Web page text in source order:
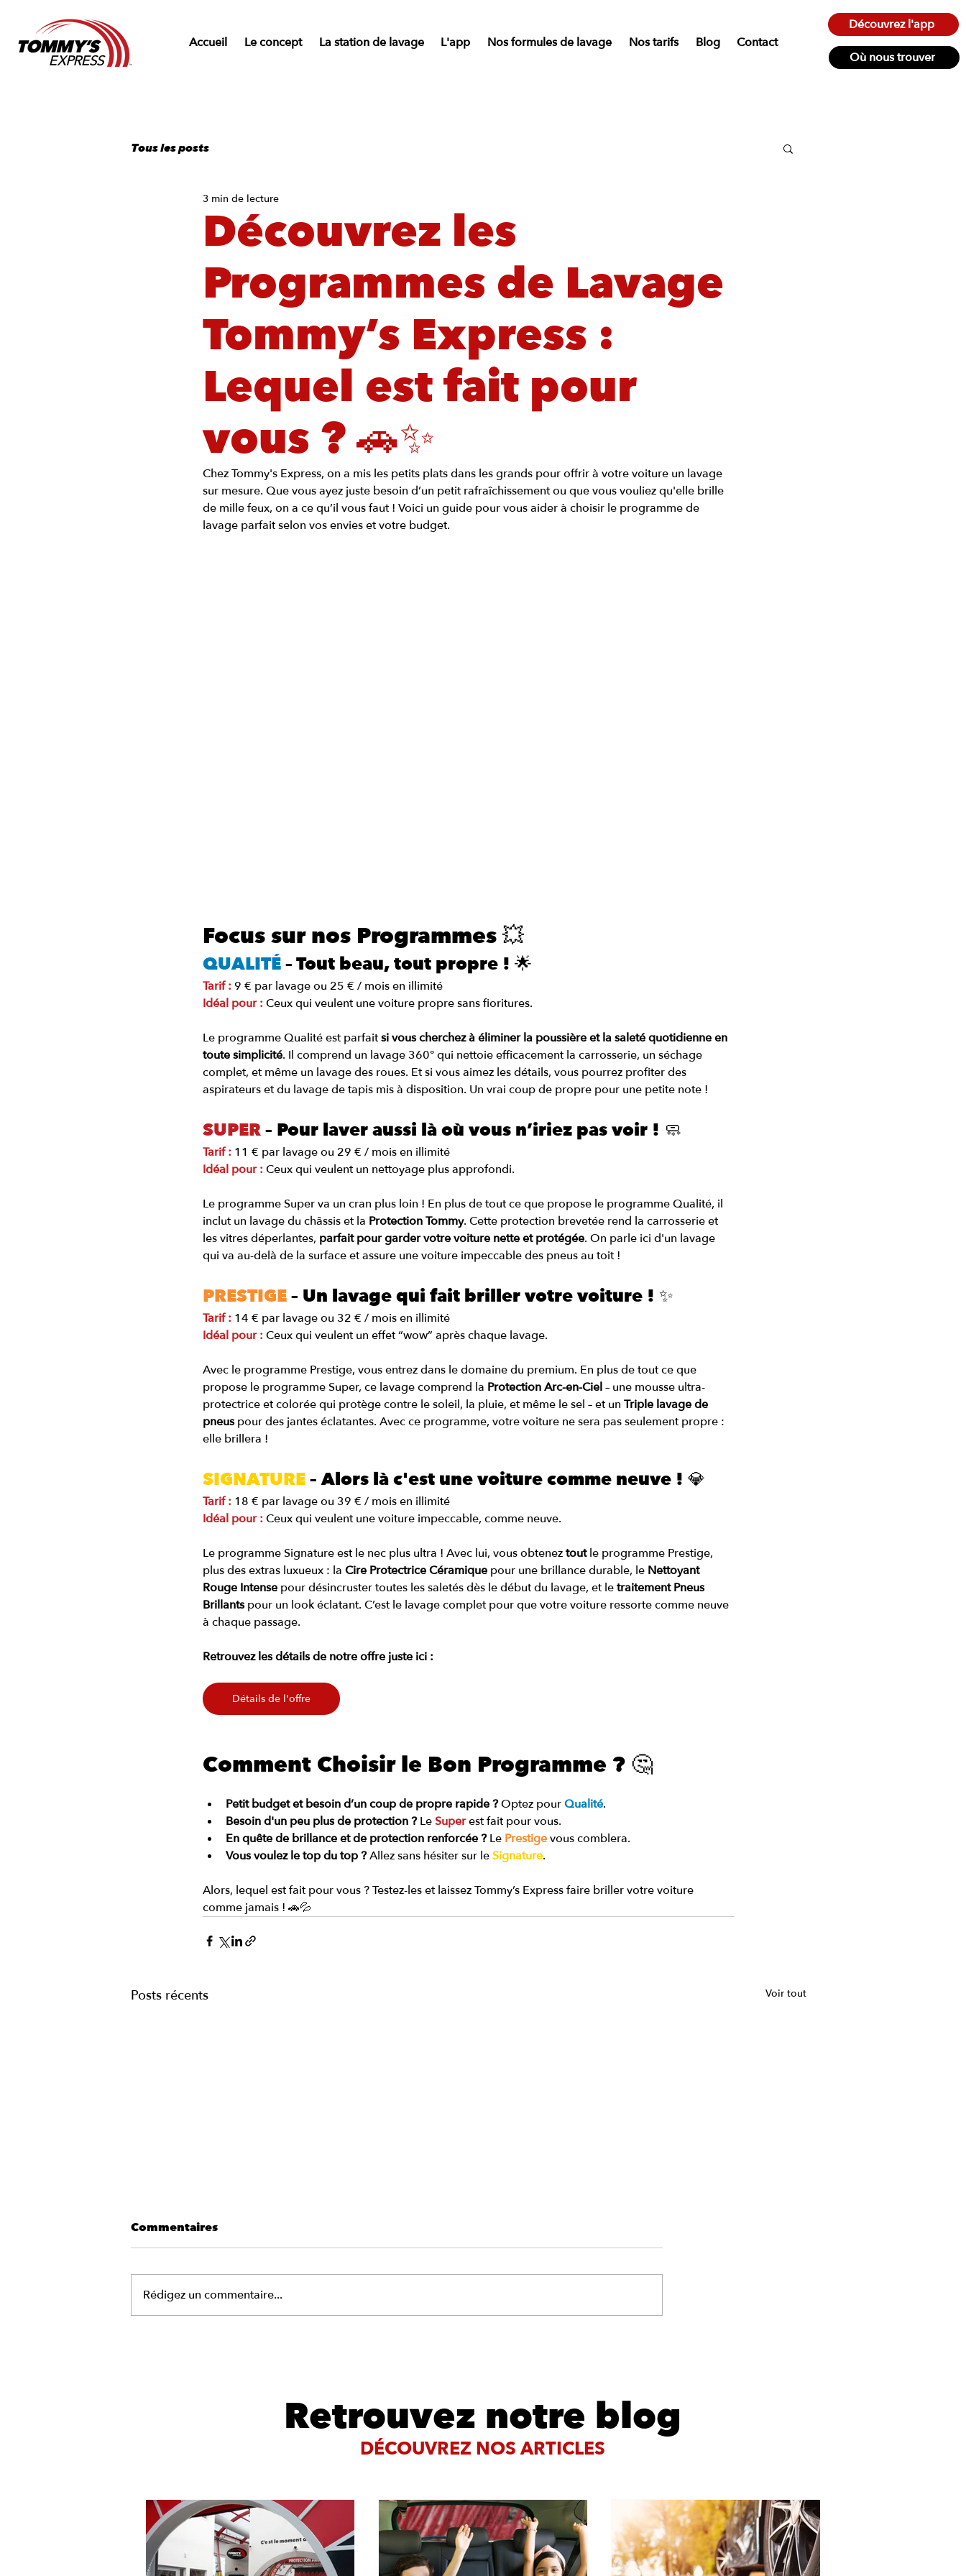
Accueil Le concept La station de lavage L'app Nos formules de lavage Nos tarifs Blog Contact
Découvrez l'app
Où nous trouver
Tous les posts
Découvrez les
Programmes de Lavage
Tommy’s Express :
Lequel est fait pour
vous ? 🚗✨
3 min de lecture
Chez Tommy's Express, on a mis les petits plats dans les grands pour offrir à votre voiture un lavage
sur mesure. Que vous ayez juste besoin d’un petit rafraîchissement ou que vous vouliez qu'elle brille
de mille feux, on a ce qu’il vous faut ! Voici un guide pour vous aider à choisir le programme de
lavage parfait selon vos envies et votre budget.
Focus sur nos Programmes 💥
QUALITÉ – Tout beau, tout propre ! 🌟
Tarif : 9 € par lavage ou 25 € / mois en illimité
Idéal pour : Ceux qui veulent une voiture propre sans fioritures.
Le programme Qualité est parfait si vous cherchez à éliminer la poussière et la saleté quotidienne en
toute simplicité. Il comprend un lavage 360° qui nettoie efficacement la carrosserie, un séchage
complet, et même un lavage des roues. Et si vous aimez les détails, vous pourrez profiter des
aspirateurs et du lavage de tapis mis à disposition. Un vrai coup de propre pour une petite note !
SUPER – Pour laver aussi là où vous n’iriez pas voir ! 🧼
Tarif : 11 € par lavage ou 29 € / mois en illimité
Idéal pour : Ceux qui veulent un nettoyage plus approfondi.
Le programme Super va un cran plus loin ! En plus de tout ce que propose le programme Qualité, il
inclut un lavage du châssis et la Protection Tommy. Cette protection brevetée rend la carrosserie et
les vitres déperlantes, parfait pour garder votre voiture nette et protégée. On parle ici d'un lavage
qui va au-delà de la surface et assure une voiture impeccable des pneus au toit !
PRESTIGE – Un lavage qui fait briller votre voiture ! ✨
Tarif : 14 € par lavage ou 32 € / mois en illimité
Idéal pour : Ceux qui veulent un effet “wow” après chaque lavage.
Avec le programme Prestige, vous entrez dans le domaine du premium. En plus de tout ce que
propose le programme Super, ce lavage comprend la Protection Arc-en-Ciel – une mousse ultra-
protectrice et colorée qui protège contre le soleil, la pluie, et même le sel – et un Triple lavage de
pneus pour des jantes éclatantes. Avec ce programme, votre voiture ne sera pas seulement propre :
elle brillera !
SIGNATURE – Alors là c'est une voiture comme neuve ! 💎
Tarif : 18 € par lavage ou 39 € / mois en illimité
Idéal pour : Ceux qui veulent une voiture impeccable, comme neuve.
Le programme Signature est le nec plus ultra ! Avec lui, vous obtenez tout le programme Prestige,
plus des extras luxueux : la Cire Protectrice Céramique pour une brillance durable, le Nettoyant
Rouge Intense pour désincruster toutes les saletés dès le début du lavage, et le traitement Pneus
Brillants pour un look éclatant. C’est le lavage complet pour que votre voiture ressorte comme neuve
à chaque passage.
Retrouvez les détails de notre offre juste ici :
Détails de l'offre
Comment Choisir le Bon Programme ? 🤔
Petit budget et besoin d’un coup de propre rapide ? Optez pour Qualité.
Besoin d'un peu plus de protection ? Le Superest fait pour vous.
En quête de brillance et de protection renforcée ? Le Prestigevous comblera.
Vous voulez le top du top ? Allez sans hésiter sur le Signature.
Alors, lequel est fait pour vous ? Testez-les et laissez Tommy’s Express faire briller votre voiture
comme jamais ! 🚗💦
Posts récents Voir tout
Commentaires
Rédigez un commentaire...
Retrouvez notre blog
DÉCOUVREZ NOS ARTICLES